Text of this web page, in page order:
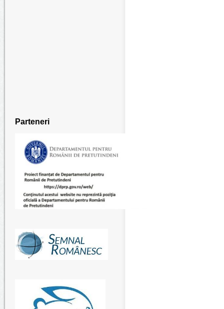
Parteneri